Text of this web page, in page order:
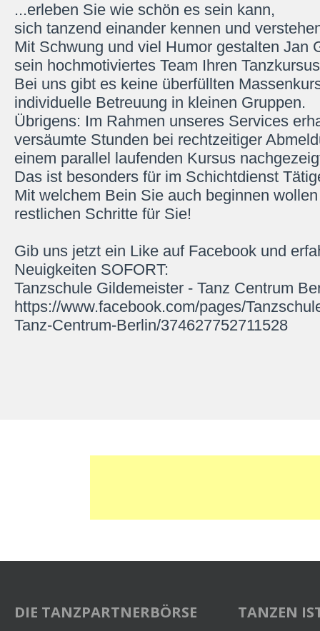
...erleben Sie wie schön es sein kann,
sich tanzend einander kennen und
Mit Schwung und viel Humor gestalten Jan
sein hochmotiviertes Team Ihren
Bei uns gibt es keine überfüllten
individuelle Betreuung in kleinen Gruppen.
Übrigens: Im Rahmen unseres Services
versäumte Stunden bei rechtzeitiger
einem parallel laufenden Kursus
Das ist besonders für im Schichtdienst
Mit welchem Bein Sie auch beginnen
restlichen Schritte für Sie!
Gib uns jetzt ein Like auf Facebook und
Neuigkeiten SOFORT:
Tanzschule Gildemeister - Tanz Centrum
https://www.facebook.com/pages/
Tanz-Centrum-Berlin/374627752711528
DIE TANZPARTNERBÖRSE TANZEN